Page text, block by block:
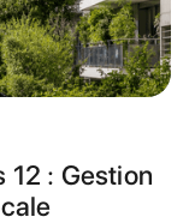
12 : Gestion